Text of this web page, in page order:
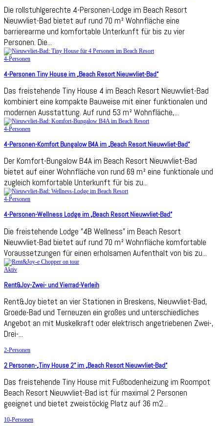
Die rollstuhlgerechte 4-Personen-Lodge im Beach Resort
Nieuwvliet-Bad bietet auf rund 70 m² Wohnfläche eine
barrierearme und komfortable Unterkunft für bis zu vier
Personen. Die...
4-Personen
4-Personen Tiny House im „Beach Resort Nieuwvliet-Bad“
Das freistehende Tiny House 4 im Beach Resort Nieuwvliet-Bad
kombiniert eine kompakte Bauweise mit einer funktionalen und
modernen Ausstattung. Auf rund 53 m² Wohnfläche,...
4-Personen
4-Personen-Komfort Bungalow B4A im „Beach Resort Nieuwvliet-Bad“
Der Komfort-Bungalow B4A im Beach Resort Nieuwvliet-Bad
bietet auf einer Wohnfläche von rund 69 m² eine funktionale und
zugleich komfortable Unterkunft für bis zu...
4-Personen
4-Personen-Wellness Lodge im „Beach Resort Nieuwvliet-Bad“
Die freistehende Lodge "4B Wellness" im Beach Resort
Nieuwvliet-Bad bietet auf rund 70 m² Wohnfläche komfortable
Voraussetzungen für einen erholsamen Aufenthalt von bis zu...
Aktiv
Rent&Joy-Zwei- und Vierrad-Verleih
Rent&Joy bietet an vier Stationen in Breskens, Nieuwvliet-Bad,
Groede-Bad und Terneuzen ein großes und unterschiedliches
Angebot an mit Muskelkraft oder elektrisch angetriebenen Zwei-,
Drei-...
2-Personen
2 Personen-„Tiny House 2“ im „Beach Resort Nieuwvliet-Bad“
Das freistehende Tiny House mit Fußbodenheizung im Roompot
Beach Resort Nieuwvliet-Bad ist für maximal 2 Personen
geeignet und bietet zweistöckig Platz auf 36 m2...
10-Personen